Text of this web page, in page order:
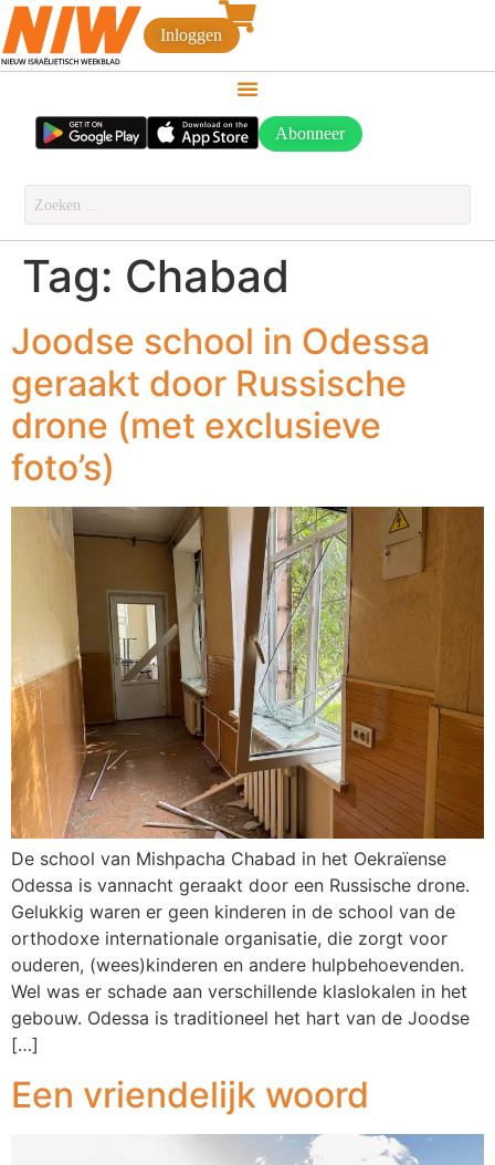
Inloggen
Abonneer
Tag: Chabad
Joodse school in Odessa
geraakt door Russische
drone (met exclusieve
foto’s)
De school van Mishpacha Chabad in het Oekraïense
Odessa is vannacht geraakt door een Russische drone.
Gelukkig waren er geen kinderen in de school van de
orthodoxe internationale organisatie, die zorgt voor
ouderen, (wees)kinderen en andere hulpbehoevenden.
Wel was er schade aan verschillende klaslokalen in het
gebouw. Odessa is traditioneel het hart van de Joodse
[…]
Een vriendelijk woord